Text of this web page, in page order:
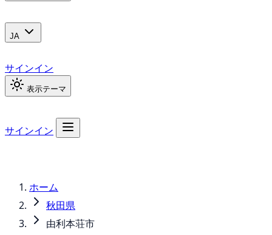
JA
サインイン
表示テーマ
サインイン
ホーム
秋田県
由利本荘市